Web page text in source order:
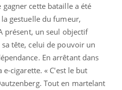
cette bataille a été
gestuelle du fumeur,
présent, un seul objectif
tête, celui de pouvoir un
En arrêtant dans
e-cigarette. « C'est le but
Tout en martelant